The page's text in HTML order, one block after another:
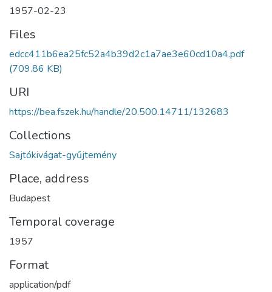
1957-02-23
Files
edcc411b6ea25fc52a4b39d2c1a7ae3e60cd10a4.pdf
(709.86 KB)
URI
https://bea.fszek.hu/handle/20.500.14711/132683
Collections
Sajtókivágat-gyűjtemény
Place, address
Budapest
Temporal coverage
1957
Format
application/pdf